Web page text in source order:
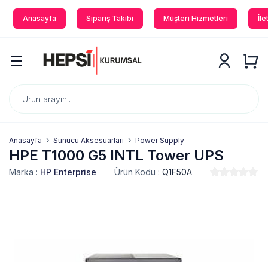
Anasayfa Sipariş Takibi Müşteri Hizmetleri
Anasayfa Sunucu Aksesuarları Power Supply
HPE T1000 G5 INTL Tower UPS
Marka : HP Enterprise Ürün Kodu : Q1F50A